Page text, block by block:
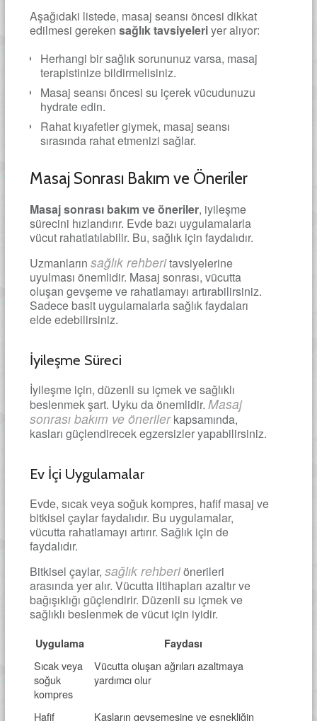
Aşağıdaki listede, masaj seansı öncesi dikkat
edilmesi gereken sağlık tavsiyeleriyer alıyor:
Herhangi bir sağlık sorununuz varsa, masaj
terapistinize bildirmelisiniz.
Masaj seansı öncesi su içerek vücudunuzu
hydrate edin.
Rahat kıyafetler giymek, masaj seansı
sırasında rahat etmenizi sağlar.
Masaj Sonrası Bakım ve Öneriler
Masaj sonrası bakım ve öneriler, iyileşme
sürecini hızlandırır. Evde bazı uygulamalarla
vücut rahatlatılabilir. Bu, sağlık için faydalıdır.
Uzmanların sağlık rehberitavsiyelerine
uyulması önemlidir. Masaj sonrası, vücutta
oluşan gevşeme ve rahatlamayı artırabilirsiniz.
Sadece basit uygulamalarla sağlık faydaları
elde edebilirsiniz.
İyileşme Süreci
İyileşme için, düzenli su içmek ve sağlıklı
beslenmek şart. Uyku da önemlidir. Masaj
sonrası bakım ve önerilerkapsamında,
kasları güçlendirecek egzersizler yapabilirsiniz.
Ev İçi Uygulamalar
Evde, sıcak veya soğuk kompres, hafif masaj ve
bitkisel çaylar faydalıdır. Bu uygulamalar,
vücutta rahatlamayı artırır. Sağlık için de
faydalıdır.
Bitkisel çaylar, sağlık rehberiönerileri
arasında yer alır. Vücutta iltihapları azaltır ve
bağışıklığı güçlendirir. Düzenli su içmek ve
sağlıklı beslenmek de vücut için iyidir.
Uygulama Faydası
Sıcak veya
soğuk
kompres
Vücutta oluşan ağrıları azaltmaya
yardımcı olur
Hafif Kasların gevşemesine ve esnekliğin